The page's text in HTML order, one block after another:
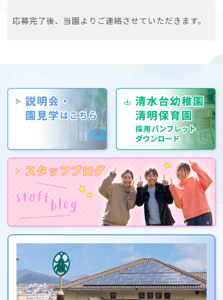
応募完了後、当園よりご連絡させていただきます。